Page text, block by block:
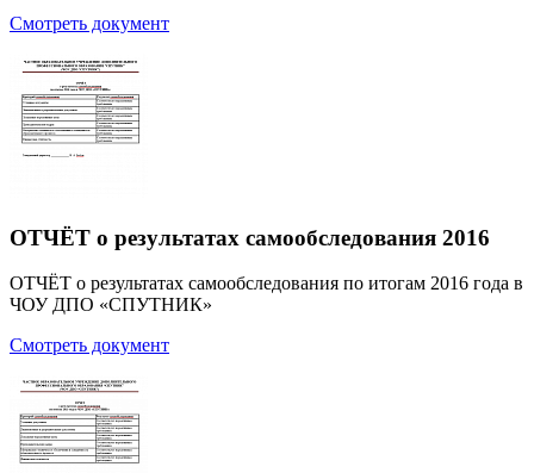
Смотреть документ
ОТЧЁТ о результатах самообследования 2016
ОТЧЁТ о результатах самообследования по итогам 2016 года в
ЧОУ ДПО «СПУТНИК»
Смотреть документ